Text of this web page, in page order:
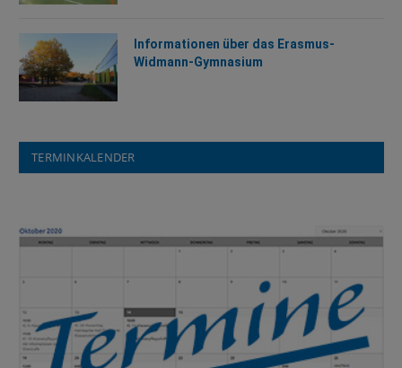
Informationen über das Erasmus-
Widmann-Gymnasium
TERMINKALENDER